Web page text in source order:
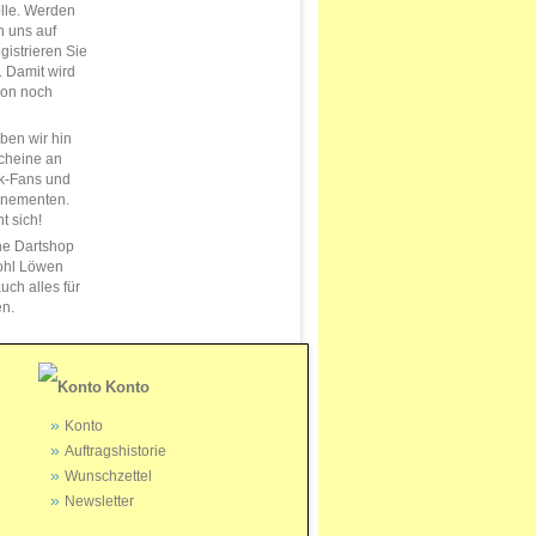
Werden
uns auf
Sie
Damit wird
noch
wir hin
an
Fans und
sich!
Dartshop
Löwen
alles für
Konto
Konto
Auftragshistorie
Wunschzettel
Newsletter